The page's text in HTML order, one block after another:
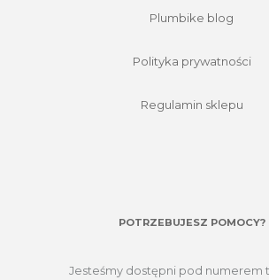
Plumbike blog
Polityka prywatności
Regulamin sklepu
POTRZEBUJESZ POMOCY?
Jesteśmy dostępni pod numerem